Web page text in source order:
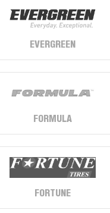
EVERGREEN
FORMULA
FORTUNE